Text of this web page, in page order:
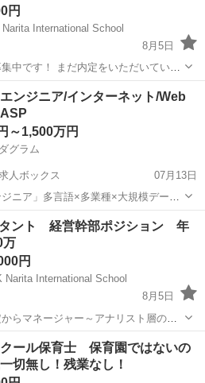
円
International School
8月5日
中です！ まだ内定をいただいていな
けます！ 残業なし！家賃補
日以上！交通費全額支給！ 最大9連休
ンジニア/インターネット/Web
～1,500万円
グラム
人ボックス
07月13日
ニア」多言語×多業種×大規模デー
フラ産業のドメイン設計に挑むエン
要」 プロダクトエンジニアとしてグロ
...
タント 経営幹部ポジション 年
万
円
Narita International School
8月5日
らマネージャー～アナリスト層のキ
ト全体及びチームの品質担保、大手
案件創出、マネージャー層のリクル
ます。 ...
ンサルタント 業務
ール保育士 保育園ではないの
切無し！残業なし！